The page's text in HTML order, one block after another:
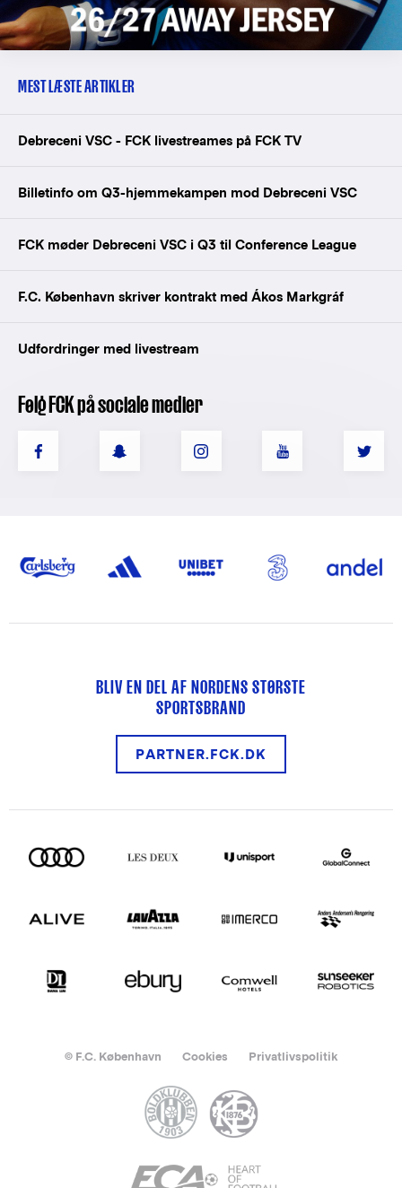
MEST LÆSTE ARTIKLER
Debreceni VSC - FCK livestreames på FCK TV
Billetinfo om Q3-hjemmekampen mod Debreceni VSC
FCK møder Debreceni VSC i Q3 til Conference League
F.C. København skriver kontrakt med Ákos Markgráf
Udfordringer med livestream
Følg FCK på sociale medier
BLIV EN DEL AF NORDENS STØRSTE
SPORTSBRAND
PARTNER.FCK.DK
© F.C. København Cookies Privatlivspolitik